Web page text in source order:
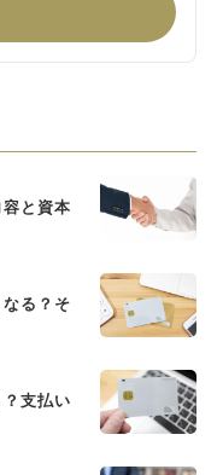
と資本
る？そ
支払い